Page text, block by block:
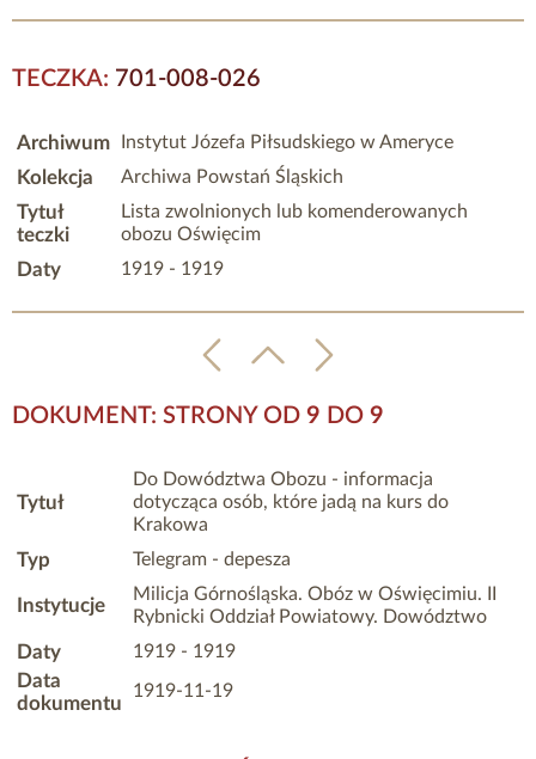
TECZKA: 701-008-026
Archiwum Instytut Józefa Piłsudskiego w Ameryce
Kolekcja Archiwa Powstań Śląskich
Tytuł
teczki
Lista zwolnionych lub komenderowanych
obozu Oświęcim
Daty 1919 - 1919
DOKUMENT: STRONY OD 9 DO 9
Tytuł
Do Dowództwa Obozu - informacja
dotycząca osób, które jadą na kurs do
Krakowa
Typ Telegram - depesza
Instytucje
Milicja Górnośląska. Obóz w Oświęcimiu. II
Rybnicki Oddział Powiatowy. Dowództwo
Daty 1919 - 1919
Data
dokumentu
1919-11-19